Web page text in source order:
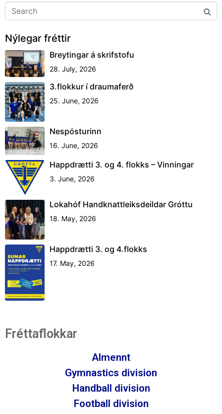
Nýlegar fréttir
Breytingar á skrifstofu
28. July, 2026
3.flokkur í draumaferð
25. June, 2026
Nespósturinn
16. June, 2026
Happdrætti 3. og 4. flokks – Vinningar
3. June, 2026
Lokahóf Handknattleiksdeildar Gróttu
18. May, 2026
Happdrætti 3. og 4.flokks
17. May, 2026
Fréttaflokkar
Almennt
Gymnastics division
Handball division
Football division